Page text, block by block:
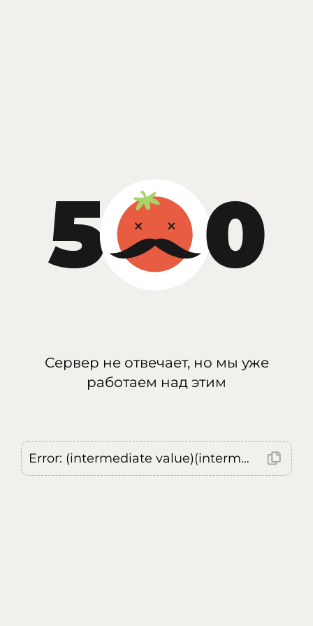
Сервер не отвечает, но мы уже
работаем над этим
Error: (intermediate value)(intermediate value)(intermediate value).replaceAll is not a function